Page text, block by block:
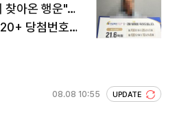
찾아온 행운"…
당첨번호조
08.08 10:55 UPDATE